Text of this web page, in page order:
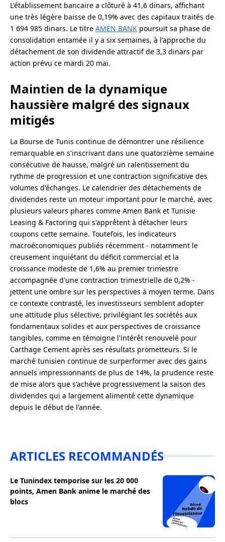
L'établissement bancaire a clôturé à 41,6 dinars, affichant
une très légère baisse de 0,19% avec des capitaux traités de
1 694 985 dinars. Le titre AMEN BANK poursuit sa phase de
consolidation entamée il y a six semaines, à l'approche du
détachement de son dividende attractif de 3,3 dinars par
action prévu ce mardi 20 mai.
Maintien de la dynamique
haussière malgré des signaux
mitigés
La Bourse de Tunis continue de démontrer une résilience
remarquable en s'inscrivant dans une quatorzième semaine
consécutive de hausse, malgré un ralentissement du
rythme de progression et une contraction significative des
volumes d'échanges. Le calendrier des détachements de
dividendes reste un moteur important pour le marché, avec
plusieurs valeurs phares comme Amen Bank et Tunisie
Leasing & Factoring qui s'apprêtent à détacher leurs
coupons cette semaine. Toutefois, les indicateurs
macroéconomiques publiés récemment - notamment le
creusement inquiétant du déficit commercial et la
croissance modeste de 1,6% au premier trimestre
accompagnée d'une contraction trimestrielle de 0,2% -
jettent une ombre sur les perspectives à moyen terme. Dans
ce contexte contrasté, les investisseurs semblent adopter
une attitude plus sélective, privilégiant les sociétés aux
fondamentaux solides et aux perspectives de croissance
tangibles, comme en témoigne l'intérêt renouvelé pour
Carthage Cement après ses résultats prometteurs. Si le
marché tunisien continue de surperformer avec des gains
annuels impressionnants de plus de 14%, la prudence reste
de mise alors que s'achève progressivement la saison des
dividendes qui a largement alimenté cette dynamique
depuis le début de l'année.
ARTICLES RECOMMANDÉS
Le Tunindex temporise sur les 20 000
points, Amen Bank anime le marché des
blocs